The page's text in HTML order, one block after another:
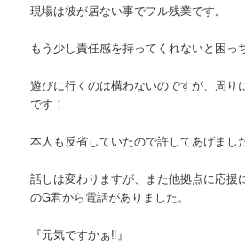
現場は彼が居ない事でフル残業です。
もう少し責任感を持ってくれないと困っ
遊びに行くのは構わないのですが、周り
です！
本人も反省していたので許してあげまし
話しは変わりますが、また他拠点に応援
のG君から電話がありました。
『元気ですかぁ‼』